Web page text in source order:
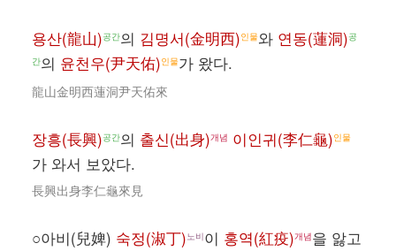
용산(龍山)공간의 김명서(金明西)인물와 연동(蓮洞)공
간의 윤천우(尹天佑)인물가 왔다.
龍山金明西蓮洞尹天佑來
장흥(長興)공간의 출신(出身)개념 이인귀(李仁龜)인물
가 와서 보았다.
長興出身李仁龜來見
○아비(兒婢) 숙정(淑丁)노비이 홍역(紅疫)개념을 앓고